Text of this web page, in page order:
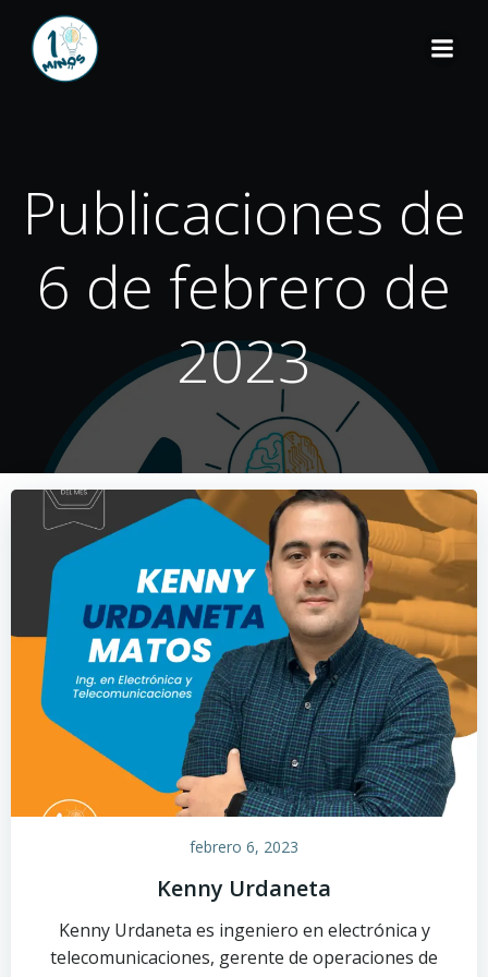
Publicaciones de
6 de febrero de
2023
febrero 6, 2023
Kenny Urdaneta
Kenny Urdaneta es ingeniero en electrónica y
telecomunicaciones, gerente de operaciones de